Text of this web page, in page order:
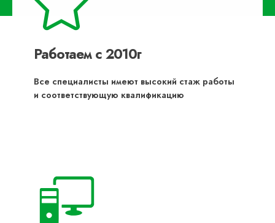
Работаем с 2010г
Все специалисты имеют высокий стаж работы
и соответствующую квалификацию